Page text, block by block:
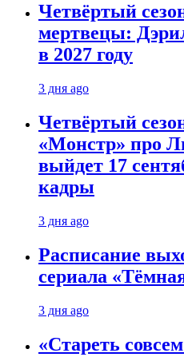
Четвёртый
мертвецы:
в 2027 году
3 дня ago
Четвёртый
«Монстр» про
выйдет 17
кадры
3 дня ago
Расписание
сериала
3 дня ago
«Стареть